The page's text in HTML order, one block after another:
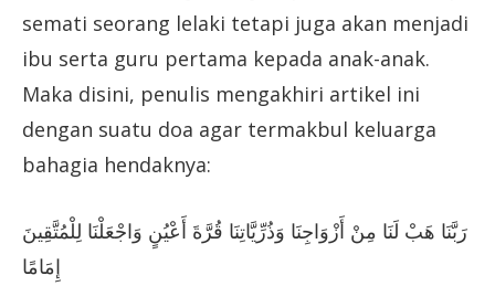
semati seorang lelaki tetapi juga akan menjadi
ibu serta guru pertama kepada anak-anak.
Maka disini, penulis mengakhiri artikel ini
dengan suatu doa agar termakbul keluarga
bahagia hendaknya:
رَبَّنَا هَبْ لَنَا مِنْ أَزْوَاجِنَا وَذُرِّيَّاتِنَا قُرَّةَ أَعْيُنٍ وَاجْعَلْنَا لِلْمُتَّقِينَ
إِمَامًا